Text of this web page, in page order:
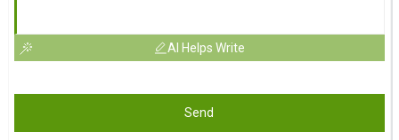
AI Helps Write
Send